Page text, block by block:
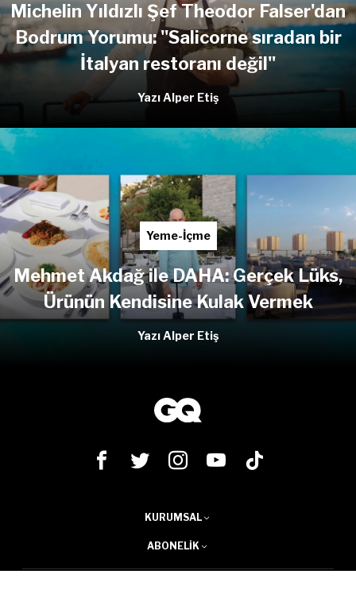
Michelin Yıldızlı Şef Theodor Falser'dan
Bodrum Yorumu: "Salicorne sıradan bir
İtalyan restoranı değil"
Yazı Alper Etiş
Yeme-İçme
Mehmet Akdağ ile DAHA: Gerçek Lüks,
Ürünün Kendisine Kulak Vermek
Yazı Alper Etiş
KURUMSAL
ABONELIK